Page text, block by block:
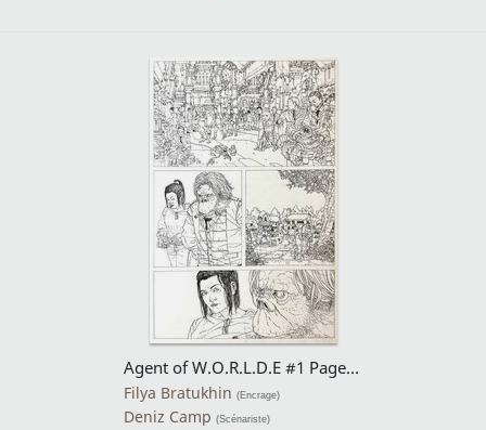
Agent of W.O.R.L.D.E #1 Page 30
Filya Bratukhin (Encrage)
Deniz Camp (Scénariste)